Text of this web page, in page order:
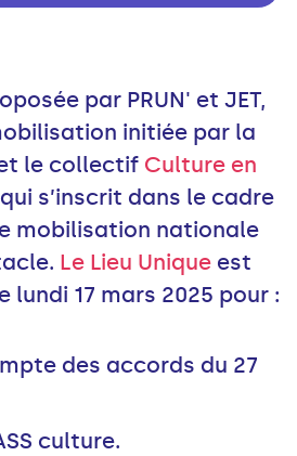
par PRUN' et JET,
initiée par la
le collectif Culture en
s’inscrit dans le cadre
mobilisation nationale
Le Lieu Unique est
lundi 17 mars 2025 pour :
des accords du 27
culture.